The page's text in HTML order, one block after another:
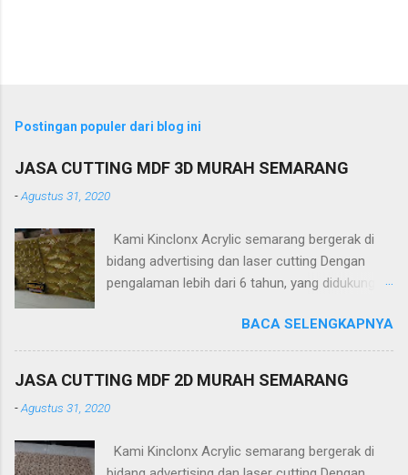
Postingan populer dari blog ini
JASA CUTTING MDF 3D MURAH SEMARANG
-Agustus 31, 2020
Kami Kinclonx Acrylic semarang bergerak di
bidang advertising dan laser cutting Dengan
pengalaman lebih dari 6 tahun, yang didukung
menghasilkan produk yang berkualitas
tinggi.Untuk harga yang kami tawakan sangat
(acrylic,stainless,galvalum,kuningan) -Neon Box
Aquarium -Pagar -Railling Tangga/Balkon -
BACA SELENGKAPNYA
JASA CUTTING MDF 2D MURAH SEMARANG
-Agustus 31, 2020
Kami Kinclonx Acrylic semarang bergerak di